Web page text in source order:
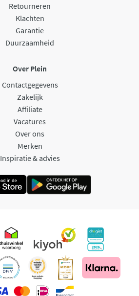
Retourneren
Klachten
Garantie
Duurzaamheid
Over Plein
Contactgegevens
Zakelijk
Affiliate
Vacatures
Over ons
Merken
Inspiratie & advies